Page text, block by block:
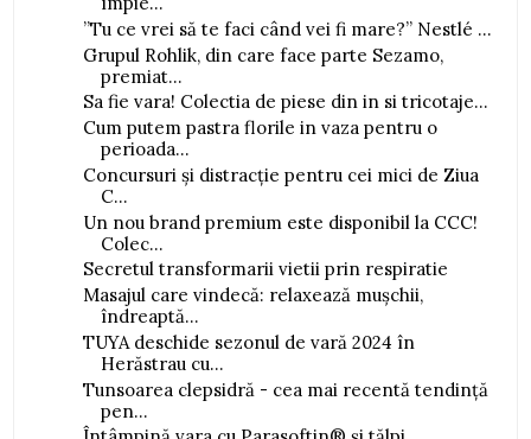
”Tu ce vrei să te faci când vei fi mare?” Nestlé ...
Grupul Rohlik, din care face parte Sezamo,
premiat...
Sa fie vara! Colectia de piese din in si tricotaje...
Cum putem pastra florile in vaza pentru o
perioada...
Concursuri și distracție pentru cei mici de Ziua
C...
Un nou brand premium este disponibil la CCC!
Colec...
Secretul transformarii vietii prin respiratie
Masajul care vindecă: relaxează mușchii,
îndreaptă...
TUYA deschide sezonul de vară 2024 în
Herăstrau cu...
Tunsoarea clepsidră - cea mai recentă tendință
pen...